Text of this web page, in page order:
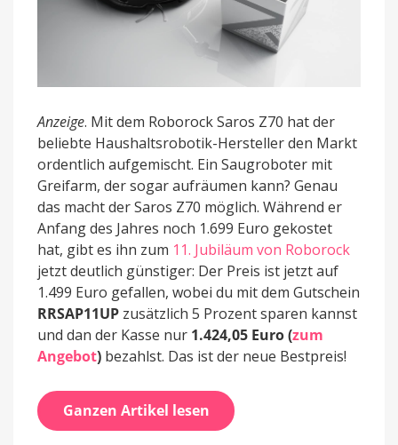
Anzeige. Mit dem Roborock Saros Z70 hat der
beliebte Haushaltsrobotik-Hersteller den Markt
ordentlich aufgemischt. Ein Saugroboter mit
Greifarm, der sogar aufräumen kann? Genau
das macht der Saros Z70 möglich. Während er
Anfang des Jahres noch 1.699 Euro gekostet
hat, gibt es ihn zum 11. Jubiläum von Roborock
jetzt deutlich günstiger: Der Preis ist jetzt auf
1.499 Euro gefallen, wobei du mit dem Gutschein
RRSAP11UP zusätzlich 5 Prozent sparen kannst
und dan der Kasse nur 1.424,05 Euro (zum
Angebot) bezahlst. Das ist der neue Bestpreis!
Ganzen Artikel lesen